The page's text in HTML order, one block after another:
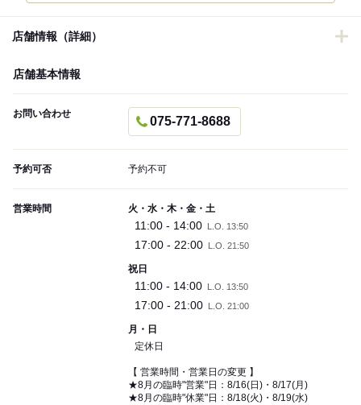
店舗情報（詳細）
店舗基本情報
お問い合わせ
075-771-8688
予約可否 予約不可
営業時間 火・水・木・金・土
11:00 - 14:00 L.O. 13:50
17:00 - 22:00 L.O. 21:50
祝日
11:00 - 14:00 L.O. 13:50
17:00 - 21:00 L.O. 21:00
月・日
定休日
【 営業時間・営業日の変更 】
★8月の臨時"営業"日：8/16(日)・8/17(月)
★8月の臨時"休業"日：8/18(火)・8/19(水)